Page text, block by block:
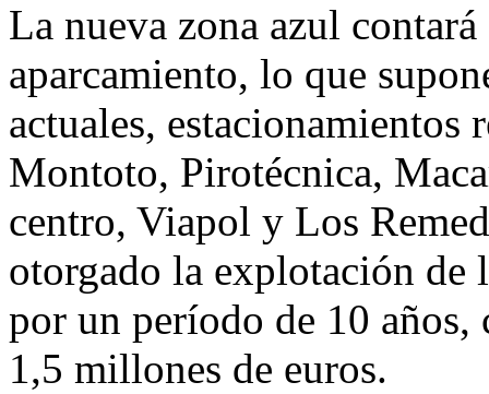
La nueva zona azul
aparcamiento, lo que
actuales,
Montoto, Pirotécnica,
centro, Viapol y Los
otorgado la explotación de
por un período de 10 años,
1,5 millones de euros.